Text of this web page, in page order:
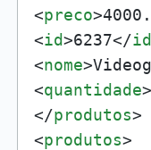
<preco>
<id>6237</id
<nome>
<quantidade>
</produtos>
<produtos>